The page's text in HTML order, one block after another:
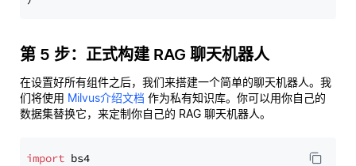
第 5 步：正式构建 RAG 聊天机器人
在设置好所有组件之后，我们来搭建一个简单的聊天机器人。我
们将使用 Milvus介绍文档 作为私有知识库。你可以用你自己的
数据集替换它，来定制你自己的 RAG 聊天机器人。
import